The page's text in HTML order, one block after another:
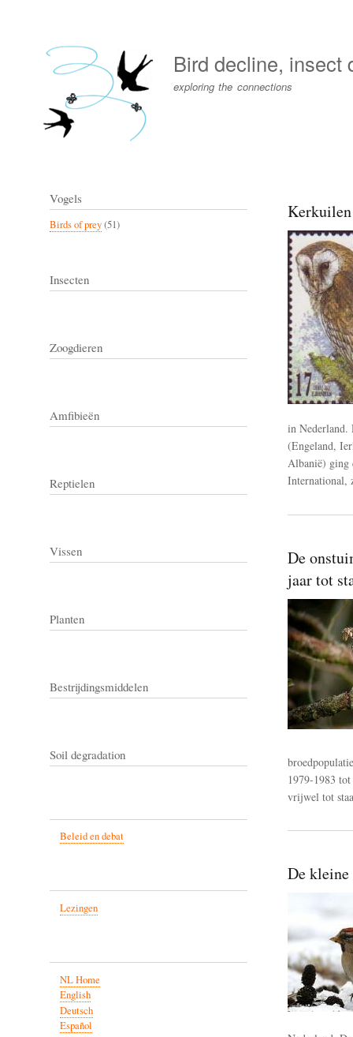
menu
Bird decline, insect
exploring the connections
in Nederland.
(Engeland,
Albanië) ging
International,
De
jaar tot
1979-1983
vrijwel tot
De kleine
Vogels
Birds of prey(51)
Insecten
Zoogdieren
Amfibieën
Reptielen
Vissen
Planten
Bestrijdingsmiddelen
Soil degradation
Beleid en debat
Lezingen
NL Home
English
Deutsch
Español